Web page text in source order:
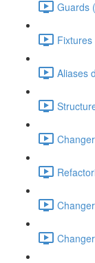
Guards
Aliases